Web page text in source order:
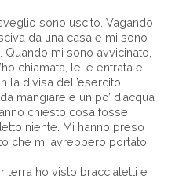
sono uscito. Vagando
da una casa e mi sono
mi sono avvicinato,
chiamata, lei è entrata e
la divisa dell’esercito
mangiare e un po’ d’acqua
chiesto cosa fosse
niente. Mi hanno preso
che mi avrebbero portato
terra ho visto braccialetti e